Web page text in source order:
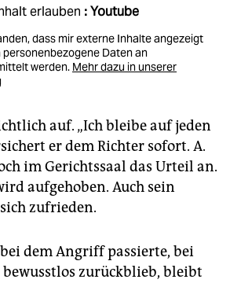
erlauben : Youtube
dass mir externe Inhalte angezeigt
Daten an
werden. Mehr dazu in unserer
auf. „Ich bleibe auf jeden
er dem Richter sofort. A.
im Gerichtssaal das Urteil an.
aufgehoben. Auch sein
zufrieden.
dem Angriff passierte, bei
zurückblieb, bleibt